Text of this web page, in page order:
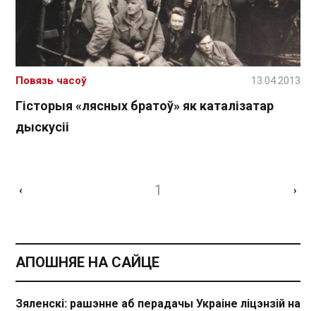
Гісторыя «лясных братоў» як каталізатар
дыскусіі
Повязь часоў 13.04.2013
‹ 1 ›
АПОШНЯЕ НА САЙЦЕ
Зяленскі: рашэнне аб перадачы Украіне ліцэнзій на